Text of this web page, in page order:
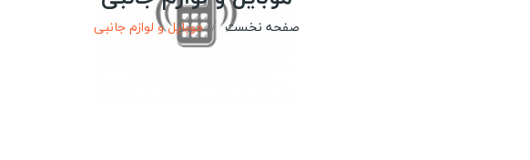
صفحه نخست موبایل و لوازم جانبی